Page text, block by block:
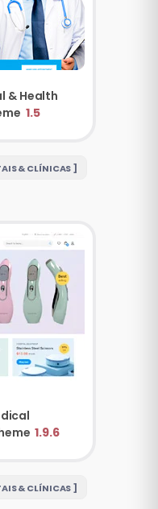
& Health
1.5
& CLÍNICAS ]
1.9.6
& CLÍNICAS ]